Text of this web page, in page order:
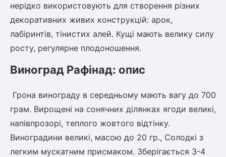
нерідко використовують для створення різних
декоративних живих конструкцій: арок,
лабіринтів, тінистих алей. Кущі мають велику силу
росту, регулярне плодоношення.
Виноград Рафінад: опис
Грона винограду в середньому мають вагу до 700
грам. Вирощені на сонячних ділянках ягоди великі,
напівпрозорі, теплого жовтого відтінку.
Виноградини великі, масою до 20 гр., Солодкі з
легким мускатним присмаком. Зберігається 3-4